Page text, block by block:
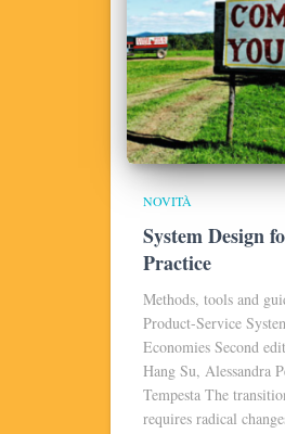
NOVITÀ
System Design
Practice
Methods, tools and
Product-Service
Economies Second
Hang Su, Alessandra
Tempesta The
requires radical